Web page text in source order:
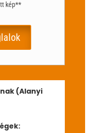
kép**
(Alanyi